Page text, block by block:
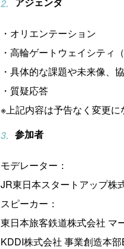
・オリエンテーシ
・高輪ゲートウェイシティ
・具体的な課題や未来像、
・質疑応答
※上記内容は予告なく変更に
参加者
モデレーター：
JR東日本スタートアップ
スピーカー：
東日本旅客鉄道株式会社
KDDI株式会社 事業創造本